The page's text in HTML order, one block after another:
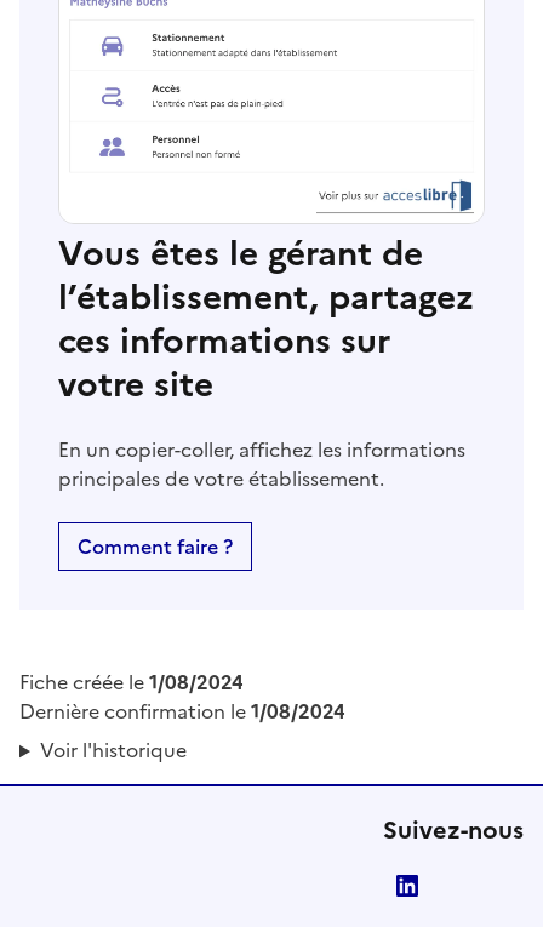
Vous êtes le gérant de
l’établissement, partagez
ces informations sur
votre site
En un copier-coller, affichez les informations
principales de votre établissement.
Comment faire ?
Fiche créée le1/08/2024
Dernière confirmation le1/08/2024
Voir l'historique
Suivez-nous